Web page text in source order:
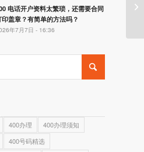
电话开户资料太繁琐，还需要合同
印盖章？有简单的方法吗？
年7月7日 - 16:36
400办理
400办理须知
400号码精选